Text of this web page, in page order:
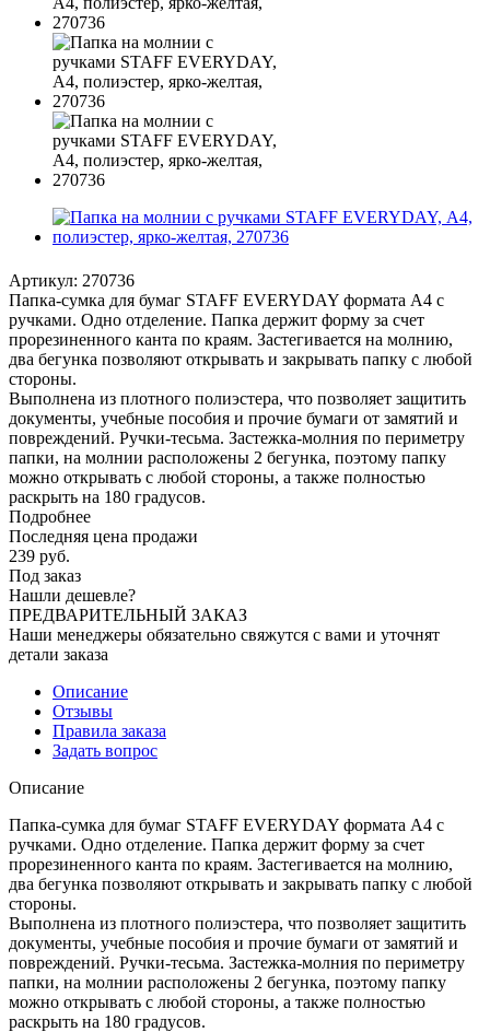
Артикул: 270736
Папка-сумка для бумаг STAFF EVERYDAY формата А4 с
ручками. Одно отделение. Папка держит форму за счет
прорезиненного канта по краям. Застегивается на молнию,
два бегунка позволяют открывать и закрывать папку с любой
стороны.
Выполнена из плотного полиэстера, что позволяет защитить
документы, учебные пособия и прочие бумаги от замятий и
повреждений. Ручки-тесьма. Застежка-молния по периметру
папки, на молнии расположены 2 бегунка, поэтому папку
можно открывать с любой стороны, а также полностью
раскрыть на 180 градусов.
Подробнее
Последняя цена продажи
239 руб.
Под заказ
Нашли дешевле?
ПРЕДВАРИТЕЛЬНЫЙ ЗАКАЗ
Наши менеджеры обязательно свяжутся с вами и уточнят
детали заказа
Описание
Отзывы
Правила заказа
Задать вопрос
Описание
Папка-сумка для бумаг STAFF EVERYDAY формата А4 с
ручками. Одно отделение. Папка держит форму за счет
прорезиненного канта по краям. Застегивается на молнию,
два бегунка позволяют открывать и закрывать папку с любой
стороны.
Выполнена из плотного полиэстера, что позволяет защитить
документы, учебные пособия и прочие бумаги от замятий и
повреждений. Ручки-тесьма. Застежка-молния по периметру
папки, на молнии расположены 2 бегунка, поэтому папку
можно открывать с любой стороны, а также полностью
раскрыть на 180 градусов.